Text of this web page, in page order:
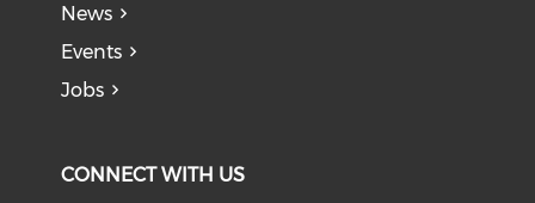
News
Events
Jobs
CONNECT WITH US